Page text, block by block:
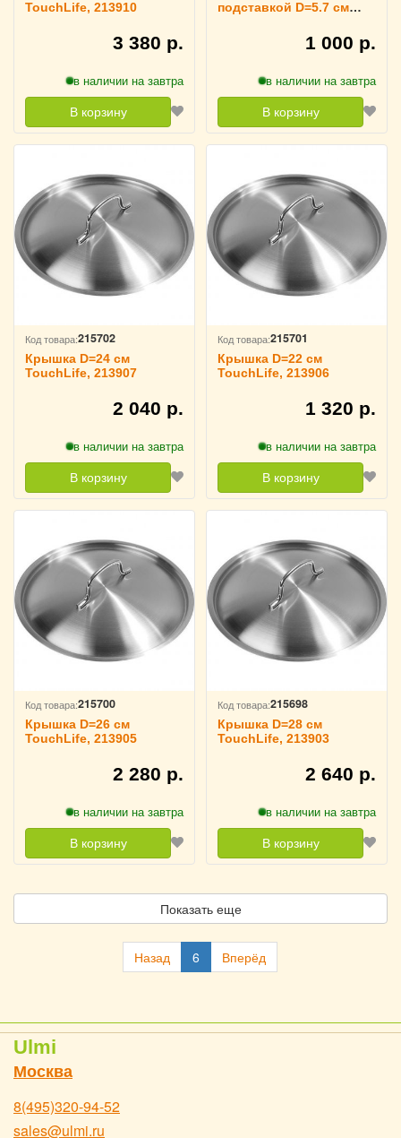
TouchLife, 213910
3 380 р.
в наличии на завтра
В корзину
подставкой D=5.7 см
1 000 р.
в наличии на завтра
В корзину
Код товара:215702
Крышка D=24 см
TouchLife, 213907
2 040 р.
в наличии на завтра
В корзину
Код товара:215701
Крышка D=22 см
TouchLife, 213906
1 320 р.
в наличии на завтра
В корзину
Код товара:215700
Крышка D=26 см
TouchLife, 213905
2 280 р.
в наличии на завтра
В корзину
Код товара:215698
Крышка D=28 см
TouchLife, 213903
2 640 р.
в наличии на завтра
В корзину
Показать еще
Назад 6 Вперёд
Ulmi
Москва
8(495)320-94-52
sales@ulmi.ru